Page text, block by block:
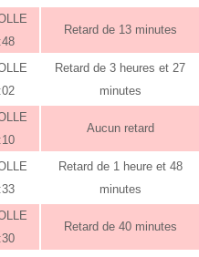
Retard de 13 minutes
Retard de 3 heures et 27
minutes
Aucun retard
Retard de 1 heure et 48
minutes
Retard de 40 minutes